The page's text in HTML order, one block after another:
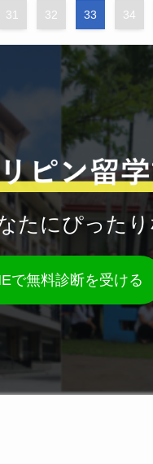
31 32 33 34
たにぴったり
で無料診断を受ける